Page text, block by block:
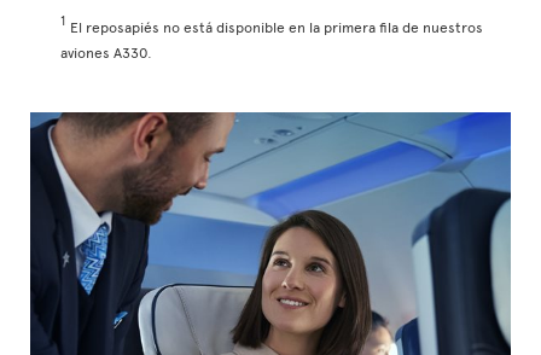
1 El reposapiés no está disponible en la primera fila de nuestros
aviones A330.